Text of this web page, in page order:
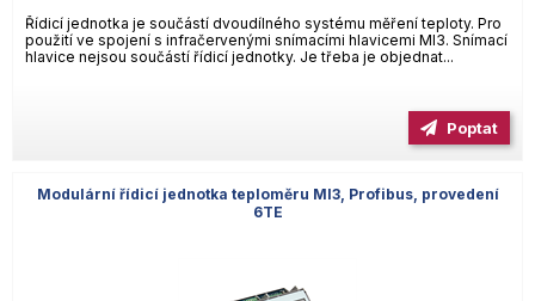
Řídicí jednotka je součástí dvoudílného systému měření teploty. Pro
použití ve spojení s infračervenými snímacími hlavicemi MI3. Snímací
hlavice nejsou součástí řídicí jednotky. Je třeba je objednat...
Poptat
Modulární řídicí jednotka teploměru MI3, Profibus, provedení
6TE